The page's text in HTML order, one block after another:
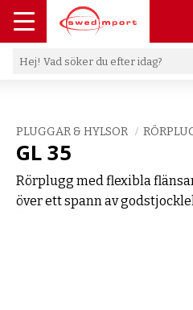
Meny
PLUGGAR & HYLSOR
GL 35
Rörplugg med flexibla
över ett spann av